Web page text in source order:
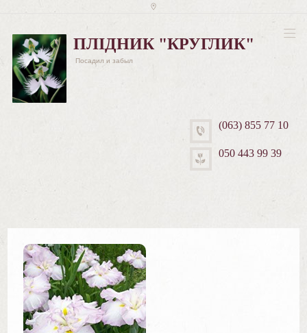
ПЛІДНИК "КРУГЛИК"
Посадил и забыл
(063) 855 77 10
050 443 99 39